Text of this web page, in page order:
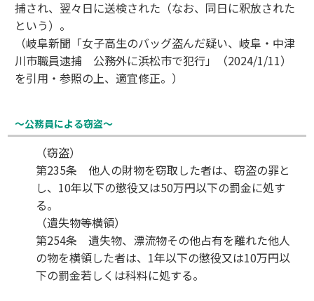
捕され、翌々日に送検された（なお、同日に釈放された
という）。
（岐阜新聞「女子高生のバッグ盗んだ疑い、岐阜・中津
川市職員逮捕 公務外に浜松市で犯行」（2024/1/11）
を引用・参照の上、適宜修正。）
～公務員による窃盗～
（窃盗）
第235条 他人の財物を窃取した者は、窃盗の罪と
し、10年以下の懲役又は50万円以下の罰金に処す
る。
（遺失物等横領）
第254条 遺失物、漂流物その他占有を離れた他人
の物を横領した者は、1年以下の懲役又は10万円以
下の罰金若しくは科料に処する。